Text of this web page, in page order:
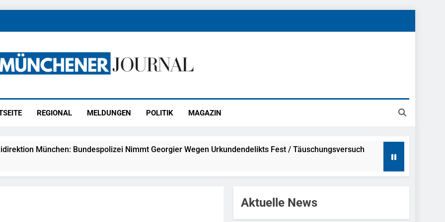
REGIONAL MELDUNGEN POLITIK MAGAZIN
München: Bundespolizei Nimmt Georgier Wegen Urkundendelikts Fest / Täuschungsversuch
München: Notruf Per Knopfdruck / Schnelle Festnahme Nach Sexueller Belästigung
Aktuelle News